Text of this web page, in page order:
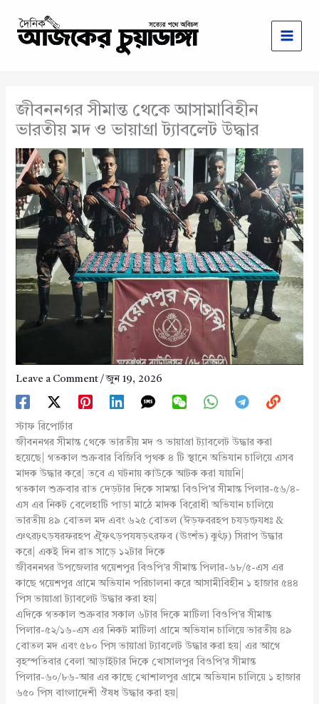
content
জীবননগর সীমান্ত থেকে আসামাবিহীন
ভারতীয় মদ ও ভায়াগ্রা ট্যাবলেট উদ্ধার
Leave a Comment /জুন 19, 2026
স্টাফ রিপোর্টার
জীবননগর সীমান্ত থেকে ভারতীয় মদ ও ভায়াগ্রা ট্যাবলেট উদ্ধার করা
হয়েছে| গতকাল শুক্রবার বিজিবি পৃথক ৪ টি স্থানে অভিযান চালিয়ে এসব
মাদক উদ্ধার করে| তবে এ ঘটনায় কাউকে আটক করা যায়নি|
গতকাল শুক্রবার রাত দেড়টার দিকে সামন্তা বিওপি’র সীমান্ত পিলার-৫৬/৪-
এস এর নিকট বেলেহাটি পাড়া মাঠে মাদক বিরোধী অভিযান চালিয়ে
ভারতীয় ৪৯ বোতল মদ এবং ৬২৫ বোতল (ঈড়ফবরহপ চযড়ংঢ়যধঃ &
ঞৎরঢ়ৎড়ষরফরহপ ঐুফৎড়পযষড়ৎরফব (ঊংশঁভ) ঝুৎঁঢ়) সিরাপ উদ্ধার
করে| একই দিন রাত সাড়ে ১২টার দিকে
জীবননগর উপজেলার গয়েশপুর বিওপি’র সীমান্ত পিলার-৬৮/৫-এস এর
কাছে গয়েশপুর গ্রামে অভিযান পরিচালনা করে আসামীবিহীন ১ হাজার ৫৪৪
পিস ভায়াগ্রা ট্যাবলেট উদ্ধার করা হয়|
এদিকে গতকাল শুক্রবার সকাল ৬টার দিকে মাটিলা বিওপি’র সীমান্ত
পিলার-৫২/১৬-এস এর নিকট মাটিলা গ্রামে অভিযান চালিয়ে ভারতীয় ৪৯
বোতল মদ এবং ৫৮০ পিস ভায়াগ্রা ট্যাবলেট উদ্ধার করা হয়| এর আগে
বৃহস্পতিবার বেলা আড়াইটার দিকে খোসালপুর বিওপি’র সীমান্ত
পিলার-৬০/৮৬-আর এর কাছে খোশালপুর গ্রামে অভিযান চালিয়ে ১ হাজার
৬৫০ পিস বাংলাদেশী ঔষধ উদ্ধার করা হয়|